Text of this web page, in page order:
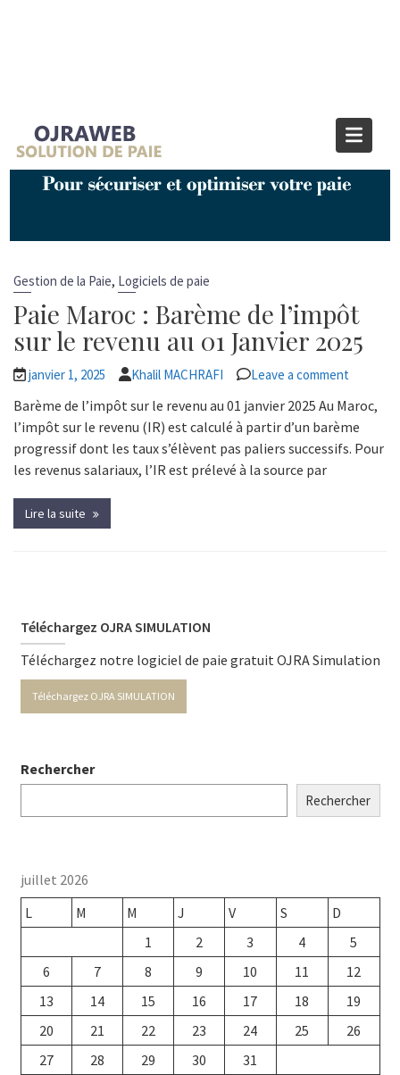
maroc
Home barème ir 2025 maroc
Gestion de la Paie, Logiciels de paie
Paie Maroc : Barème de l’impôt
sur le revenu au 01 Janvier 2025
janvier 1, 2025 Khalil MACHRAFI Leave a comment
Barème de l’impôt sur le revenu au 01 janvier 2025 Au Maroc,
l’impôt sur le revenu (IR) est calculé à partir d’un barème
progressif dont les taux s’élèvent pas paliers successifs. Pour
les revenus salariaux, l’IR est prélevé à la source par
Lire la suite
Téléchargez OJRA SIMULATION
Téléchargez notre logiciel de paie gratuit OJRA Simulation
Téléchargez OJRA SIMULATION
Rechercher
Rechercher
juillet 2026
L
M M J V S
D
1
2 3 4
5
6
7 8 9 10 11
12
13
14 15 16 17 18
19
20
21 22 23 24 25
26
27
28 29 30 31